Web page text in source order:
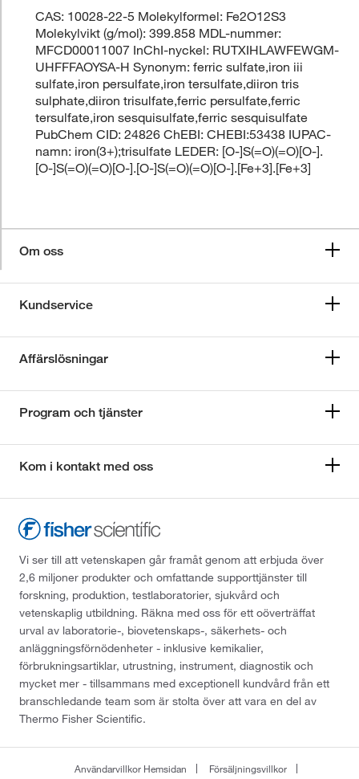
CAS: 10028-22-5 Molekylformel: Fe2O12S3
Molekylvikt (g/mol): 399.858 MDL-nummer:
MFCD00011007 InChI-nyckel: RUTXIHLAWFEWGM-
UHFFFAOYSA-H Synonym: ferric sulfate,iron iii
sulfate,iron persulfate,iron tersulfate,diiron tris
sulphate,diiron trisulfate,ferric persulfate,ferric
tersulfate,iron sesquisulfate,ferric sesquisulfate
PubChem CID: 24826 ChEBI: CHEBI:53438 IUPAC-
namn: iron(3+);trisulfate LEDER: [O-]S(=O)(=O)[O-].
[O-]S(=O)(=O)[O-].[O-]S(=O)(=O)[O-].[Fe+3].[Fe+3]
Om oss
Kundservice
Affärslösningar
Program och tjänster
Kom i kontakt med oss
Vi ser till att vetenskapen går framåt genom att erbjuda över
2,6 miljoner produkter och omfattande supporttjänster till
forskning, produktion, testlaboratorier, sjukvård och
vetenskaplig utbildning. Räkna med oss för ett oöverträffat
urval av laboratorie-, biovetenskaps-, säkerhets- och
anläggningsförnödenheter - inklusive kemikalier,
förbrukningsartiklar, utrustning, instrument, diagnostik och
mycket mer - tillsammans med exceptionell kundvård från ett
branschledande team som är stolta över att vara en del av
Thermo Fisher Scientific.
Användarvillkor Hemsidan Försäljningsvillkor